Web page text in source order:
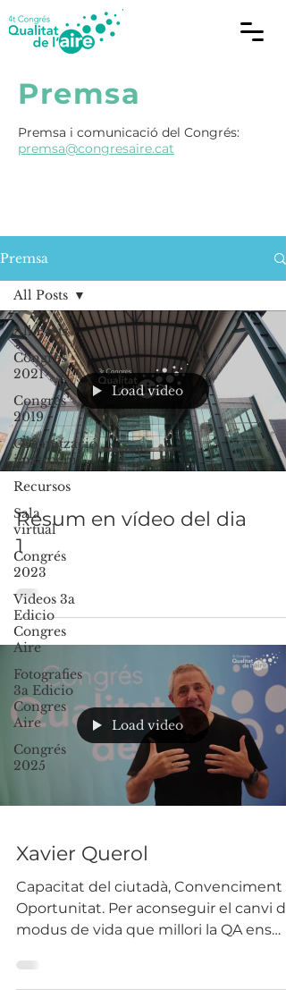
Premsa
Premsa i comunicació del Congrés:
premsa@congresaire.cat
Premsa
All Posts
Congrés
2021
Congrés
2019
Organització
i patrocini
Recursos
Sala
virtual
Congrés
2023
Videos 3a
Edicio
Congres
Aire
Fotografies
3a Edicio
Congres
Aire
Congrés
2025
All Posts
Load video
Resum en vídeo del dia
1
Load video
Xavier Querol
Capacitat del ciutadà, Convenciment i
Oportunitat. Per aconseguir el canvi de
modus de vida que millori la QA ens